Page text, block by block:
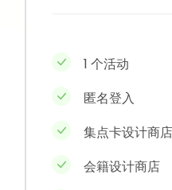
1 个活动
匿名登入
集点卡设计商店
会籍设计商店